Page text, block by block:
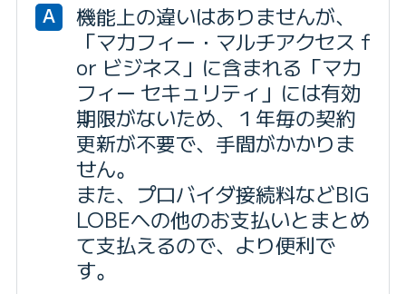
A
機能上の違いはありませんが、
「マカフィー・マルチアクセス f
or ビジネス」に含まれる「マカ
フィー セキュリティ」には有効
期限がないため、１年毎の契約
更新が不要で、手間がかかりま
せん。
また、プロバイダ接続料などBIG
LOBEへの他のお支払いとまとめ
て支払えるので、より便利で
す。